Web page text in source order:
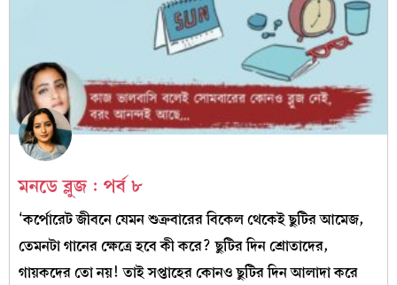
মনডে ব্লুজ : পর্ব ৮
‘কর্পোরেট জীবনে যেমন শুক্রবারের বিকেল থেকেই ছুটির আমেজ,
তেমনটা গানের ক্ষেত্রে হবে কী করে? ছুটির দিন শ্রোতাদের,
গায়কদের তো নয়! তাই সপ্তাহের কোনও ছুটির দিন আলাদা করে